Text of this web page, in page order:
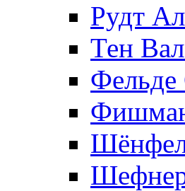
Рудт
Тен
Фельде